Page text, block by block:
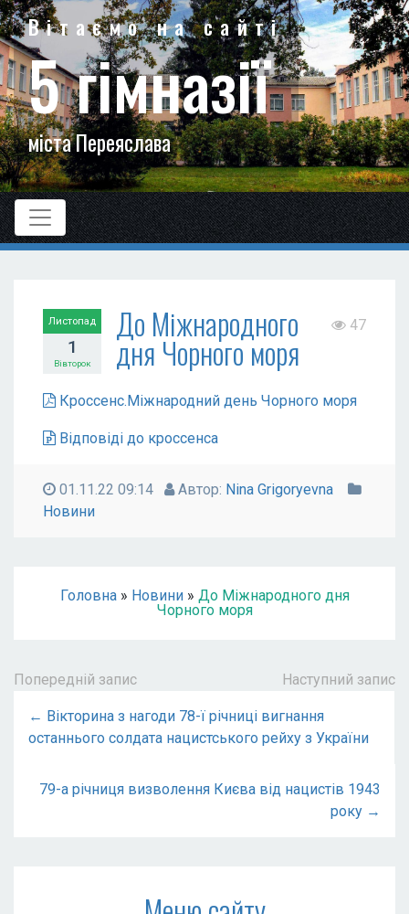
Вітаємо на сайті
5 гімназії
міста Переяслава
Листопад
1
Вівторок
До Міжнародного
дня Чорного моря
47
Кроссенс.Міжнародний день Чорного моря
Відповіді до кроссенса
01.11.22 09:14 Автор: Nina Grigoryevna
Новини
Головна» Новини» До Міжнародного дня
Чорного моря
Попередній запис Наступний запис
← Вікторина з нагоди 78-ї річниці вигнання
останнього солдата нацистського рейху з України
79-а річниця визволення Києва від нацистів 1943
року →